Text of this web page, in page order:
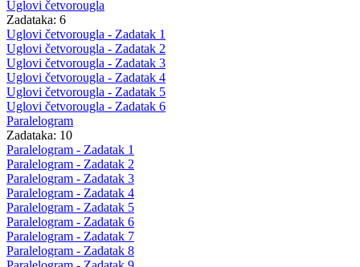
Uglovi četvorougla
Zadataka: 6
Uglovi četvorougla - Zadatak 1
Uglovi četvorougla - Zadatak 2
Uglovi četvorougla - Zadatak 3
Uglovi četvorougla - Zadatak 4
Uglovi četvorougla - Zadatak 5
Uglovi četvorougla - Zadatak 6
Paralelogram
Zadataka: 10
Paralelogram - Zadatak 1
Paralelogram - Zadatak 2
Paralelogram - Zadatak 3
Paralelogram - Zadatak 4
Paralelogram - Zadatak 5
Paralelogram - Zadatak 6
Paralelogram - Zadatak 7
Paralelogram - Zadatak 8